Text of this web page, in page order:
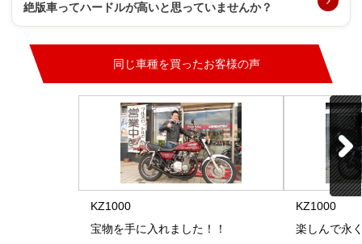
絶版車ってハードルが高いと思っていませんか？
同じ車種を買ったお客様の声
KZ1000
宝物を手に入れました！！
KZ1000
楽しんで永